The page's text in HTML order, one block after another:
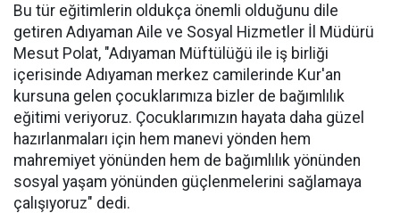
Bu tür eğitimlerin oldukça önemli olduğunu dile
getiren Adıyaman Aile ve Sosyal Hizmetler İl Müdürü
Mesut Polat, "Adıyaman Müftülüğü ile iş birliği
içerisinde Adıyaman merkez camilerinde Kur'an
kursuna gelen çocuklarımıza bizler de bağımlılık
eğitimi veriyoruz. Çocuklarımızın hayata daha güzel
hazırlanmaları için hem manevi yönden hem
mahremiyet yönünden hem de bağımlılık yönünden
sosyal yaşam yönünden güçlenmelerini sağlamaya
çalışıyoruz" dedi.